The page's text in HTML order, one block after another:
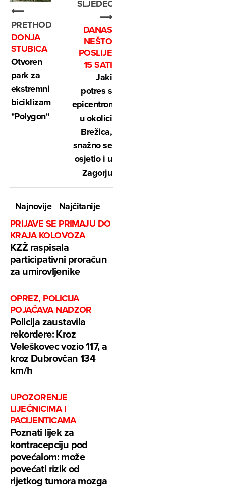
⟵
PRETHODNO
DONJA
STUBICA
Otvoren
park za
ekstremni
biciklizam
"Polygon"
SLJEDEĆE
⟶
DANAS
NEŠTO
POSLIJE
15 SATI
Jaki
potres s
epicentrom
u okolici
Brežica,
snažno se
osjetio i u
Zagorju
Najnovije
Najčitanije
PRIJAVE SE PRIMAJU DO
KRAJA KOLOVOZA
KZŽ raspisala
participativni proračun
za umirovljenike
OPREZ, POLICIJA
POJAČAVA NADZOR
Policija zaustavila
rekordere: Kroz
Veleškovec vozio 117, a
kroz Dubrovčan 134
km/h
UPOZORENJE
LIJEČNICIMA I
PACIJENTICAMA
Poznati lijek za
kontracepciju pod
povećalom: može
povećati rizik od
rijetkog tumora mozga